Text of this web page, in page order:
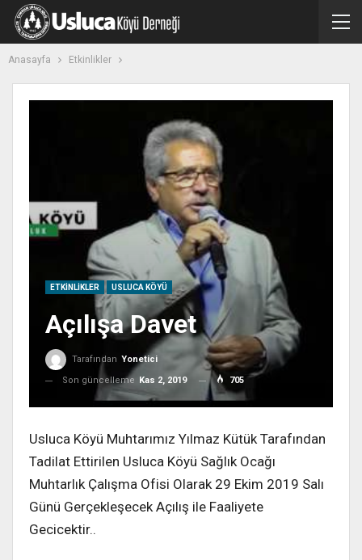
Anasayfa Etkinlikler
ETKINLIKLER USLUCA KÖYÜ
Açılışa Davet
Tarafından Yonetici
Son güncelleme Kas 2, 2019 705
Usluca Köyü Muhtarımız Yılmaz Kütük Tarafından
Tadilat Ettirilen Usluca Köyü Sağlık Ocağı
Muhtarlık Çalışma Ofisi Olarak 29 Ekim 2019 Salı
Günü Gerçekleşecek Açılış ile Faaliyete
Gecicektir..